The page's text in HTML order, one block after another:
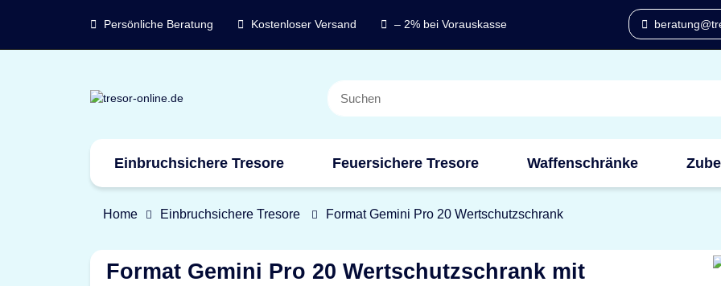
Persönliche Beratung Kostenloser Versand – 2% bei Vorauskasse
Einbruchsichere Tresore Feuersichere Tresore Waffenschränke
Home Einbruchsichere Tresore Format Gemini Pro 20 Wertschutzschrank
Format Gemini Pro 20 Wertschutzschrank mit